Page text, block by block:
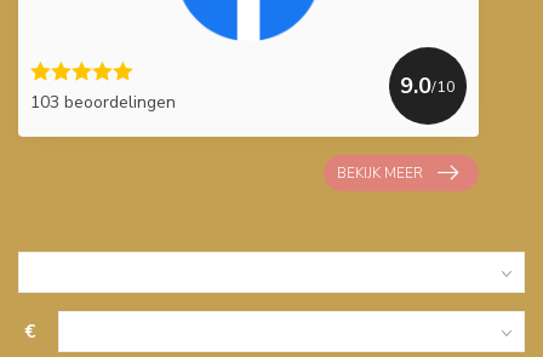
103 beoordelingen
9.0/10
BEKIJK MEER
€